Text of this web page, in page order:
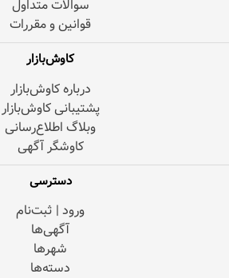
سوالات متداول
قوانین و مقررات
کاوش‌بازار
درباره کاوش‌بازار
پشتیبانی کاوش‌بازار
وبلاگ اطلاع‌رسانی
کاوشگر آگهی
دسترسی
ورود | ثبت‌نام
آگهی‌ها
شهرها
دسته‌ها